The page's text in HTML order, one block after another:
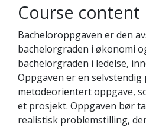
Course content
Bacheloroppgaven er den
bachelorgraden i økonomi
bachelorgraden i ledelse,
Oppgaven er en
metodeorientert oppgave,
et prosjekt. Oppgaven bør
realistisk problemstilling,